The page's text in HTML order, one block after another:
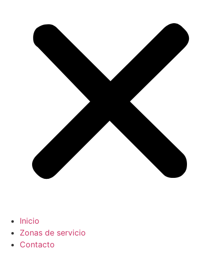
Inicio
Zonas de servicio
Contacto